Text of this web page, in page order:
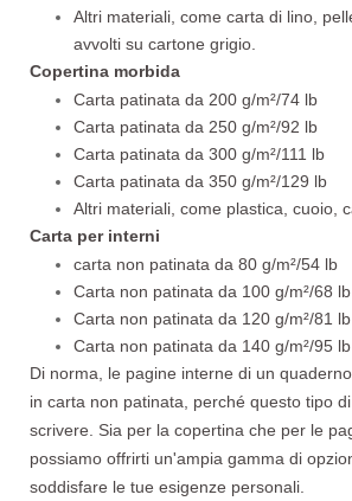
Altri materiali, come carta di lino,
avvolti su cartone grigio.
Copertina morbida
Carta patinata da 200 g/m²/74 lb
Carta patinata da 250 g/m²/92 lb
Carta patinata da 300 g/m²/111 lb
Carta patinata da 350 g/m²/129 lb
Altri materiali, come plastica, cuoio,
Carta per interni
carta non patinata da 80 g/m²/54 lb
Carta non patinata da 100 g/m²/68 lb
Carta non patinata da 120 g/m²/81 lb
Carta non patinata da 140 g/m²/95 lb
Di norma, le pagine interne di un
in carta non patinata, perché questo tipo
scrivere. Sia per la copertina che per le
possiamo offrirti un'ampia gamma di
soddisfare le tue esigenze personali.